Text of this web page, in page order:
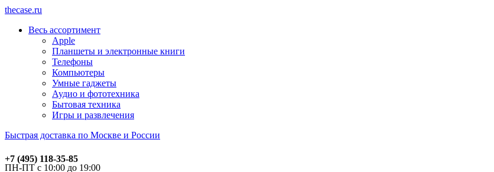
thecase.ru
Весь ассортимент
Apple
Планшеты и электронные книги
Телефоны
Компьютеры
Умные гаджеты
Аудио и фототехника
Бытовая техника
Игры и развлечения
Быстрая доставка по Москве и России
+7 (495) 118-35-85
ПН-ПТ с 10:00 до 19:00